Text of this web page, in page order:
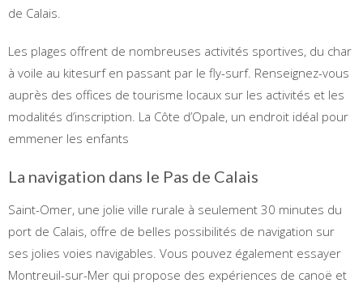
de Calais.
Les plages offrent de nombreuses activités sportives, du char
à voile au kitesurf en passant par le fly-surf. Renseignez-vous
auprès des offices de tourisme locaux sur les activités et les
modalités d’inscription. La Côte d’Opale, un endroit idéal pour
emmener les enfants
La navigation dans le Pas de Calais
Saint-Omer, une jolie ville rurale à seulement 30 minutes du
port de Calais, offre de belles possibilités de navigation sur
ses jolies voies navigables. Vous pouvez également essayer
Montreuil-sur-Mer qui propose des expériences de canoë et